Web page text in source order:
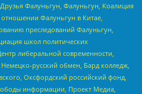
Фалуньгун, Фалуньгун, Коалиция
Фалуньгун в Китае,
преследований Фалуньгун,
школ политических
либеральной современности,
русский обмен, Бард колледж,
Оксфордский российский фонд,
информации, Проект Медиа,